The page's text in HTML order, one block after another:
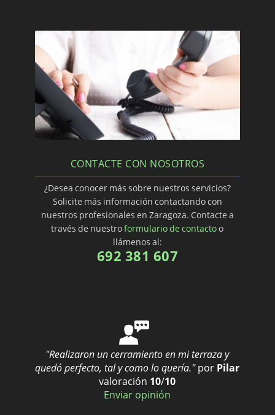
CONTACTE CON NOSOTROS
¿Desea conocer más sobre nuestros servicios?
Solicite más información contactando con
nuestros profesionales en Zaragoza. Contacte a
través de nuestroformulario de contactoo
llámenos al:
692 381 607
"Realizaron un cerramiento en mi terraza y
quedó perfecto, tal y como lo quería." por Pilar
valoración 10/10
Enviar opinión